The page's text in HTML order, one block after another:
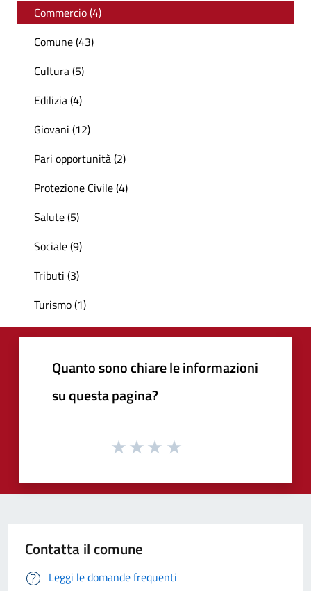
Commercio (4)
Comune (43)
Cultura (5)
Edilizia (4)
Giovani (12)
Pari opportunità (2)
Protezione Civile (4)
Salute (5)
Sociale (9)
Tributi (3)
Turismo (1)
Quanto sono chiare le informazioni
su questa pagina?
Contatta il comune
Leggi le domande frequenti